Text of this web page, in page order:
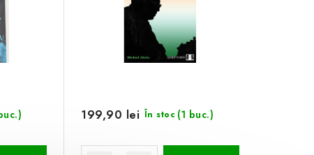
În stoc (1 buc.)
199,90 lei